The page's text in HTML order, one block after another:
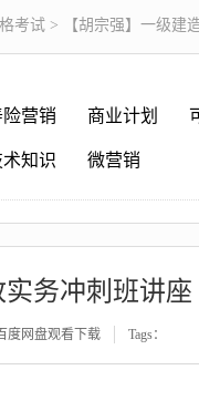
考试 > 【胡宗强】一级建
营销 商业计划
知识 微营销
实务冲刺班讲座
度网盘观看下载 Tags：